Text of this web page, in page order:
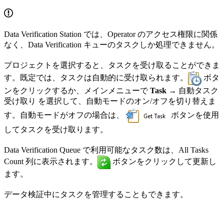
Data Verification Station では、Operator のアクセス権限に関係
なく、Data Verification キューのタスクしか処理できません。
プロジェクトを選択すると、タスクを受け取ることができま
す。既定では、タスクは自動的に受け取られます。
ボタ
ンをクリックするか、メインメニューでTask → 自動タスク
受け取り を選択して、自動モードのオン/オフを切り替えま
す。自動モードがオフの場合は、
ボタンを使用
してタスクを受け取ります。
Data Verification Queue で利用可能なタスク数は、All Tasks
Count 列に表示されます。
ボタンをクリックして更新し
ます。
データ検証中にタスクを管理することもできます。